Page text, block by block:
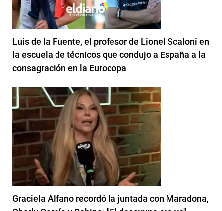
Luis de la Fuente, el profesor de Lionel Scaloni en
la escuela de técnicos que condujo a España a la
consagración en la Eurocopa
Graciela Alfano recordó la juntada con Maradona,